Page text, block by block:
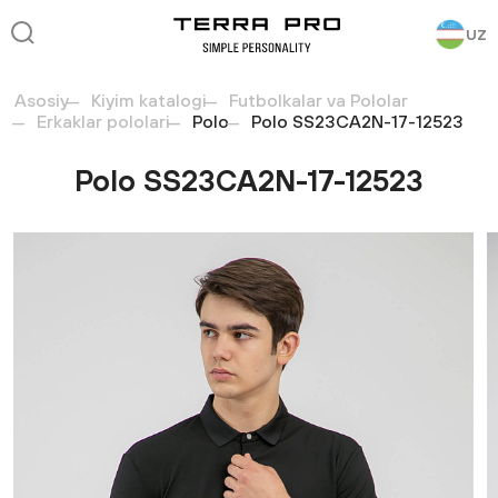
UZ
Asosiy Kiyim katalogi
Futbolkalar va Pololar
Erkaklar pololari
Polo Polo SS23CA2N-17-12523
Polo SS23CA2N-17-12523